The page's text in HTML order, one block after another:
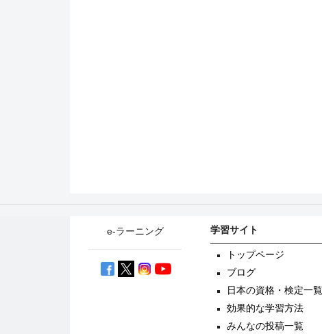
e-ラーニング 学習サイト
トップページ
ブログ
日本の資格・検定一覧
効果的な学習方法
みんなの投稿一覧